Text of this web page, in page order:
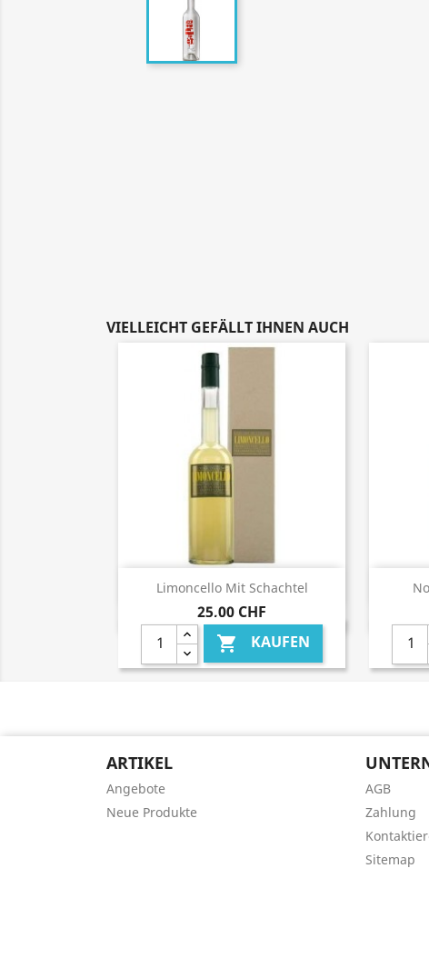
VIELLEICHT GEFÄLLT IHNEN AUCH
Limoncello Mit Schachtel
25,00 CHF
 KAUFEN
Vorschau
ARTIKEL
Angebote
Neue Produkte
AGB
Zahlung
Sitemap